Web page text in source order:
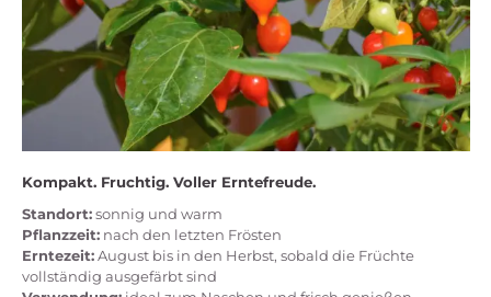
Kompakt. Fruchtig. Voller Erntefreude.
Standort:sonnig und warm
Pflanzzeit:nach den letzten Frösten
Erntezeit:August bis in den Herbst, sobald die Früchte
vollständig ausgefärbt sind